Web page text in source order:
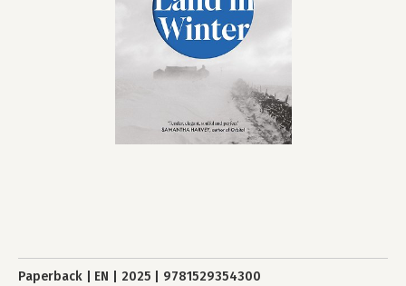
Paperback EN 2025 9781529354300